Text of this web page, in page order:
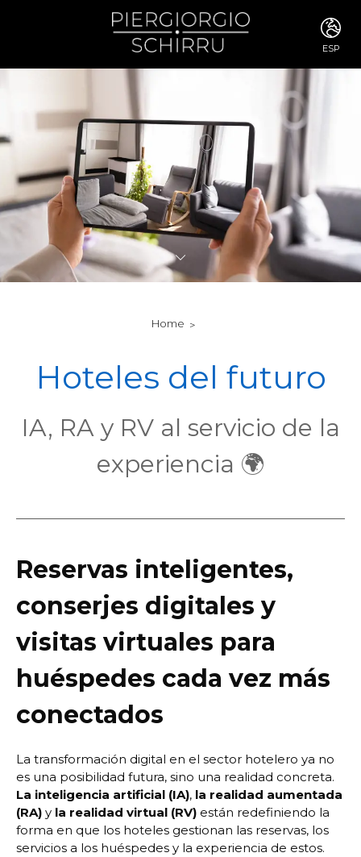
ESP
JPN
SVE
POR
ARA
DUT
Home
Hoteles del futuro
IA, RA y RV al servicio de la
experiencia 🌍
Reservas inteligentes,
conserjes digitales y
visitas virtuales para
huéspedes cada vez más
conectados
La transformación digital en el sector hotelero ya no
es una posibilidad futura, sino una realidad concreta.
La inteligencia artificial (IA), la realidad aumentada
(RA) y la realidad virtual (RV) están redefiniendo la
forma en que los hoteles gestionan las reservas, los
servicios a los huéspedes y la experiencia de estos.